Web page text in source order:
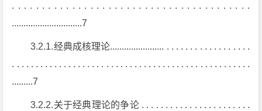
. . . . . . . . . . . . . . . . . . . . . . . . . . . . . . . . . . . . . . . .
..............................7
3.2.1.经典成核理论....................... . . . . . . . . . . . . . . . . . .
. . . . . . . . . . . . . . . . . . . . . . . . . . . . . . . . . . . . . . . . . . . . . . . . . . .
.........7
3.2.2.关于经典理论的争论 . . . . . . . . . . . . . . . . . . . . . . .